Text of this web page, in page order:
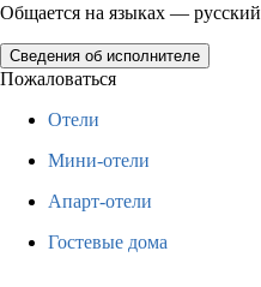
Общается на языках — русский
Сведения об исполнителе
Пожаловаться
Отели
Мини-отели
Апарт-отели
Гостевые дома